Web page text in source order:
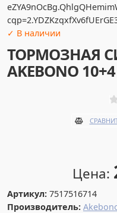
✓ В наличии
ТОРМОЗНАЯ
AKEBONO 10+4
Цена:
Артикул: 7517516714
Производитель: